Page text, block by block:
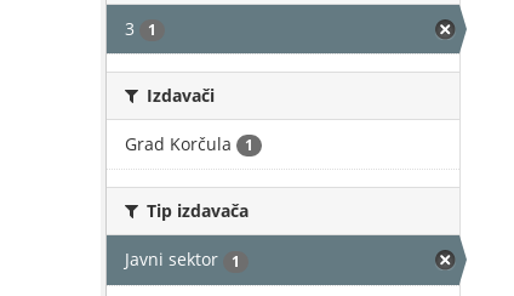
3 1
Izdavači
Grad Korčula 1
Tip izdavača
Javni sektor 1